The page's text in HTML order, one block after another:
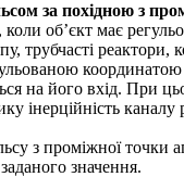
за похідною з
об’єкт має
трубчасті
координатою
на його вхід. При
інерційність
з проміжної точки
значення.